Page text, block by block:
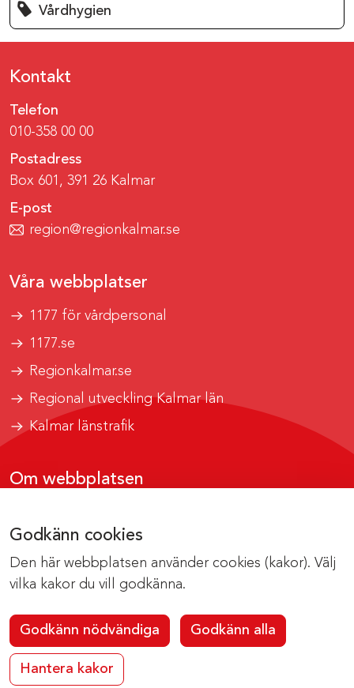
Godkänn cookies
Den här webbplatsen använder cookies (kakor). Välj
vilka kakor du vill godkänna.
Godkänn nödvändiga Godkänn alla
Hantera kakor
Vårdhygien
Kontakt
Telefon
010-358 00 00
Postadress
Box 601, 391 26 Kalmar
E-post
region@regionkalmar.se
Våra webbplatser
1177 för vårdpersonal
1177.se
Regionkalmar.se
Regional utveckling Kalmar län
Kalmar länstrafik
Om webbplatsen
Om cookies
Kontakta webbredaktionen